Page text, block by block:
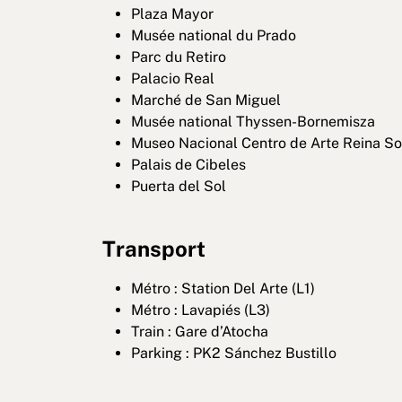
Plaza Mayor
Musée national du Prado
Parc du Retiro
Palacio Real
Marché de San Miguel
Musée national Thyssen-Bornemisza
Museo Nacional Centro de Arte Reina
Palais de Cibeles
Puerta del Sol
Transport
Métro : Station Del Arte (L1)
Métro : Lavapiés (L3)
Train : Gare d’Atocha
Parking : PK2 Sánchez Bustillo